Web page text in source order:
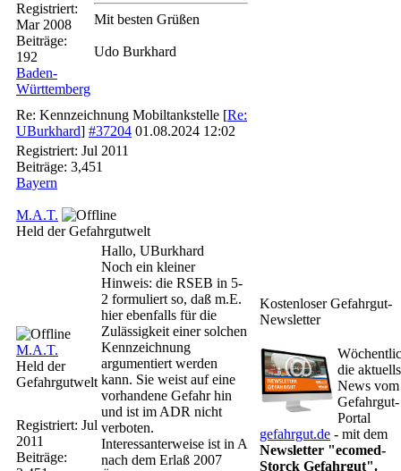
Registriert:
Mar 2008
Beiträge:
192
Baden-
Württemberg
Mit besten Grüßen
Udo Burkhard
Re: Kennzeichnung Mobiltankstelle [Re:
UBurkhard] #37204 01.08.2024 12:02
Registriert: Jul 2011
Beiträge: 3,451
Bayern
M.A.T.
Held der Gefahrgutwelt
M.A.T.
Held der
Gefahrgutwelt
Registriert: Jul
2011
Beiträge:
Hallo, UBurkhard
Noch ein kleiner
Hinweis: die RSEB in 5-
2 formuliert so, daß m.E.
hier ebenfalls für die
Zulässigkeit einer solchen
Kennzeichnung
argumentiert werden
kann. Sie weist auf eine
vorhandene Gefahr hin
und ist im ADR nicht
verboten.
Interessanterweise ist in A
nach dem Erlaß 2007
Kostenloser Gefahrgut-
Newsletter
die
News vom
Gefahrgut-
Portal
gefahrgut.de - mit dem
Newsletter "ecomed-
Storck Gefahrgut".